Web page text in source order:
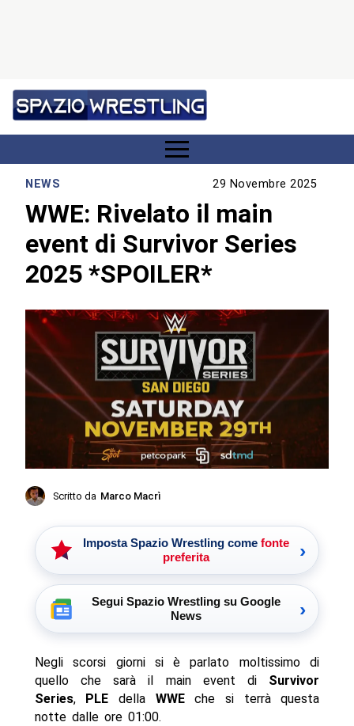
NEWS 29 Novembre 2025
WWE: Rivelato il main
event di Survivor Series
2025 *SPOILER*
Scritto da Marco Macrì
Imposta Spazio Wrestling come fonte
preferita
›
Segui Spazio Wrestling su Google
News
›
Negli scorsi giorni si è parlato moltissimo di
quello che sarà il main event di Survivor
Series, PLE della WWEche si terrà questa
notte dalle ore 01:00.